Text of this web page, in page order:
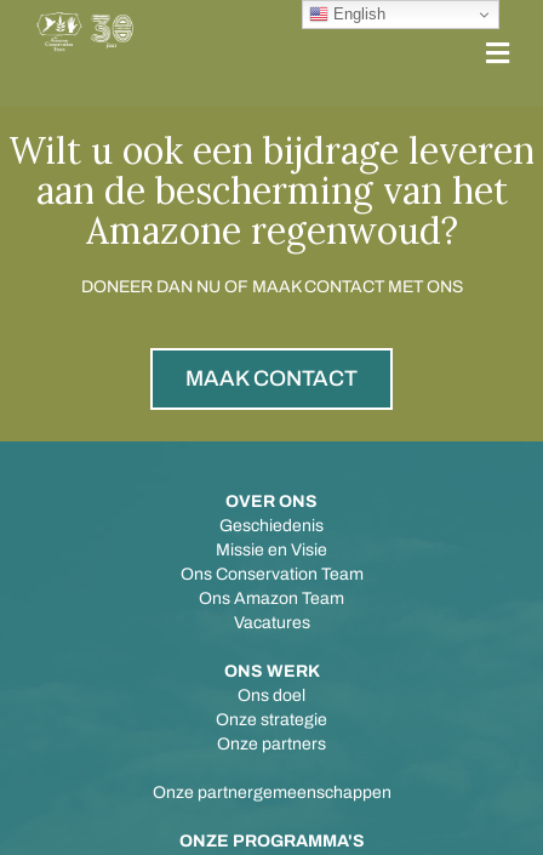
Wilt u ook een bijdrage leveren
aan de bescherming van het
Amazone regenwoud?
DONEER DAN NU OF MAAK CONTACT MET ONS
MAAK CONTACT
OVER ONS
Geschiedenis
Missie en Visie
Ons Conservation Team
Ons Amazon Team
Vacatures
ONS WERK
Ons doel
Onze strategie
Onze partners
Onze partnergemeenschappen
ONZE PROGRAMMA'S
English